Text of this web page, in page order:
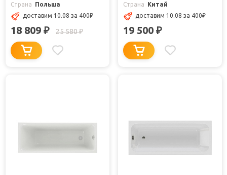
Страна
Польша
доставим 10.08 за 400₽
18 809 ₽ 25 580₽
Страна
Китай
доставим 10.08 за 400₽
19 500 ₽